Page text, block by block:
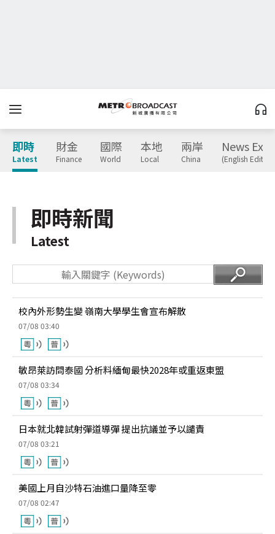
即時
Latest
財金
Finance
國際
World
本地
Local
兩岸
China
News
(English
即時新聞
Latest
校內外形勢生變 嶺南大學學生會宣布解散
07/08 03:40
敏昂萊訪問泰國 分析料緬甸最快2028年或重返東盟
07/08 03:34
日本就北韓試射彈道導彈 提出抗議並予以譴責
07/08 03:21
美國上月自沙特石油進口量降至零
07/08 02:47